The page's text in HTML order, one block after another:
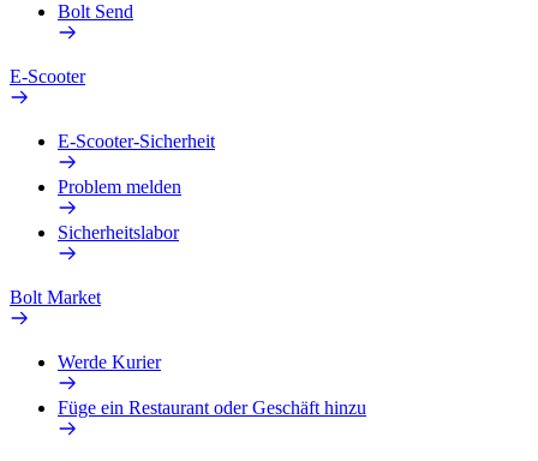
Bolt Send
E-Scooter
E-Scooter-Sicherheit
Problem melden
Sicherheitslabor
Bolt Market
Werde Kurier
Füge ein Restaurant oder Geschäft hinzu